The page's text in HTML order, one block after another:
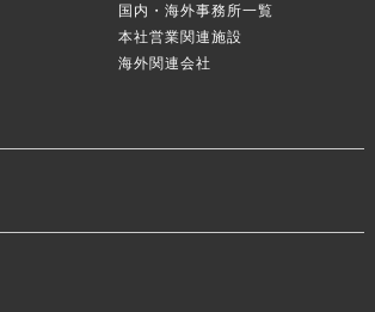
国内・海外事務所一覧
本社営業関連施設
海外関連会社